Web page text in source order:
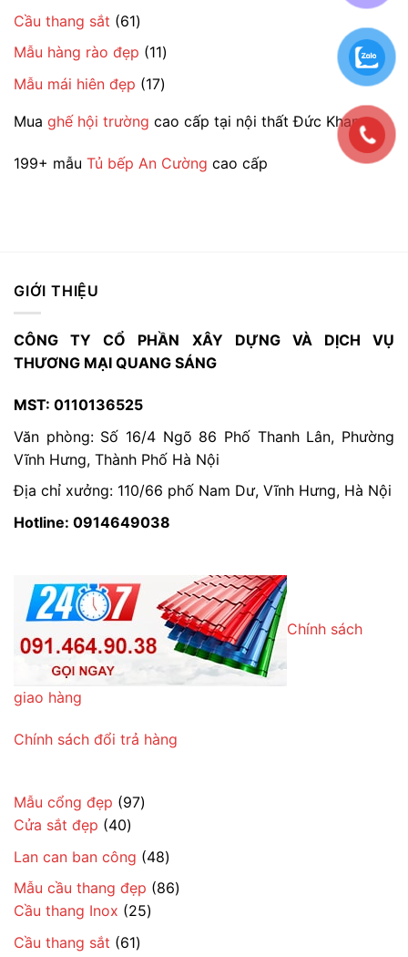
Cầu thang sắt 6161
sản
phẩm
Mẫu hàng rào đẹp 1111
sản
phẩm
Mẫu mái hiên đẹp 1717
phẩm
Mua ghế hội trường cao cấp tại nội thất Đức Khang
199+ mẫu Tủ bếp An Cường cao cấp
GIỚI THIỆU
CÔNG TY CỔ PHẦN XÂY DỰNG VÀ DỊCH VỤ
THƯƠNG MẠI QUANG SÁNG
MST: 0110136525
Văn phòng: Số 16/4 Ngõ 86 Phố Thanh Lân, Phường
Vĩnh Hưng, Thành Phố Hà Nội
Địa chỉ xưởng: 110/66 phố Nam Dư, Vĩnh Hưng, Hà Nội
Hotline: 0914649038
Chính sách
giao hàng
Chính sách đổi trả hàng
Mẫu cổng đẹp 9797
phẩm
Cửa sắt đẹp 4040
sản
phẩm
Lan can ban công 4848
sản
phẩm
Mẫu cầu thang đẹp 8686
Cầu thang Inox 2525
Cầu thang sắt 6161